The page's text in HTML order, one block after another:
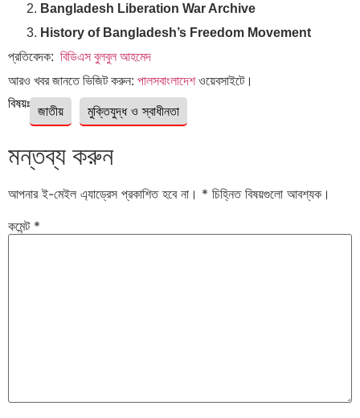
Bangladesh Liberation War Archive
History of Bangladesh’s Freedom Movement
প্রতিবেদক: বিডিএস বুলবুল আহমেদ
আরও খবর জানতে ভিজিট করুন: পালসবাংলাদেশওয়েবসাইটে।
বিষয়ঃ জাতীয় মুক্তিযুদ্ধ ও স্বাধীনতা
মন্তব্য করুন
আপনার ই-মেইল এ্যাড্রেস প্রকাশিত হবে না। * চিহ্নিত বিষয়গুলো আবশ্যক।
কমেন্ট *